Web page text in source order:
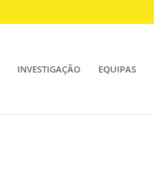
INVESTIGAÇÃO EQUIPAS